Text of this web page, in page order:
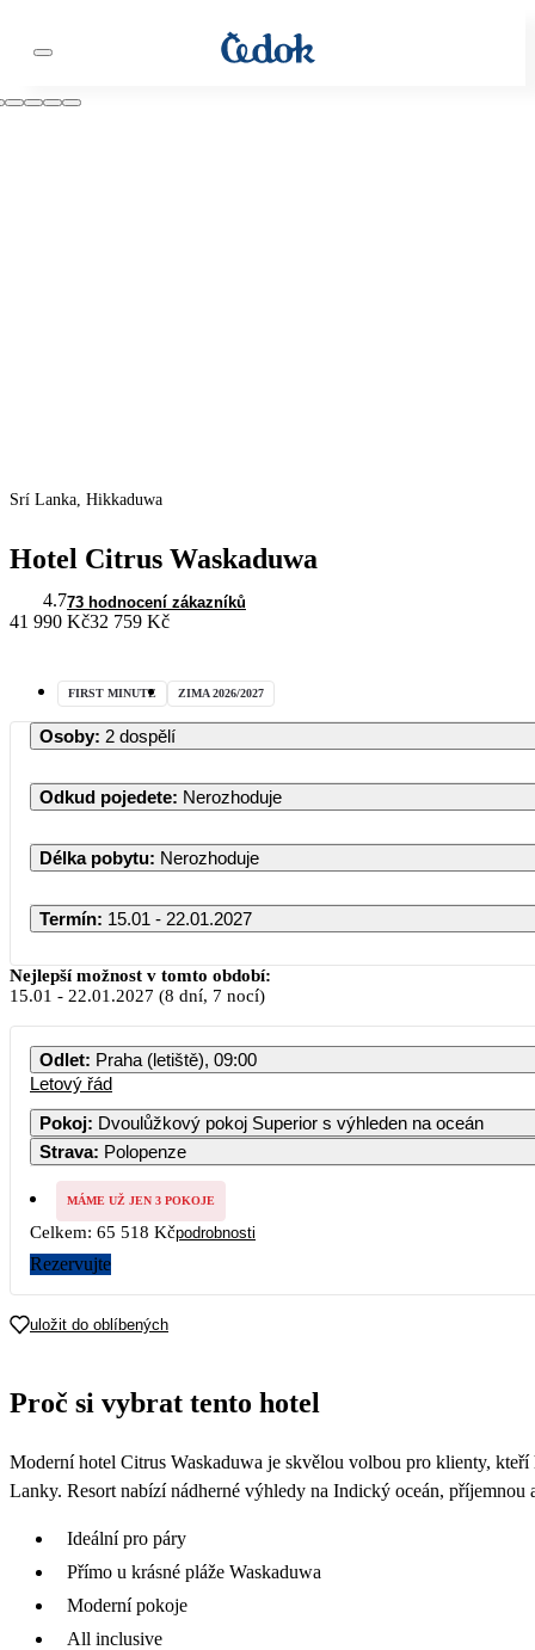
Srí Lanka, Hikkaduwa
Hotel Citrus Waskaduwa
4.773 hodnocení zákazníků
41 990 Kč32 759 Kč
FIRST MINUTE ZIMA 2026/2027
Osoby: 2 dospělí
Odkud pojedete: Nerozhoduje
Délka pobytu: Nerozhoduje
Termín: 15.01 - 22.01.2027
Nejlepší možnost v tomto období:
15.01 - 22.01.2027 (8 dní, 7 nocí)
Odlet: Praha (letiště), 09:00
Letový řád
Pokoj: Dvoulůžkový pokoj Superior s výhleden na oceán
Strava: Polopenze
MÁME UŽ JEN 3 POKOJE
Celkem: 65 518 Kčpodrobnosti
Rezervujte
uložit do oblíbených
Proč si vybrat tento hotel
Moderní hotel Citrus Waskaduwa je skvělou volbou pro klienty,
Lanky. Resort nabízí nádherné výhledy na Indický oceán,
Ideální pro páry
Přímo u krásné pláže Waskaduwa
Moderní pokoje
All inclusive